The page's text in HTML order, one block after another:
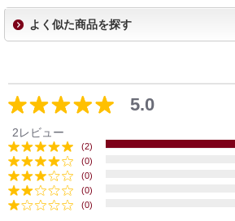
よく似た商品を探す
5.0
2レビュー
(2)
(0)
(0)
(0)
(0)